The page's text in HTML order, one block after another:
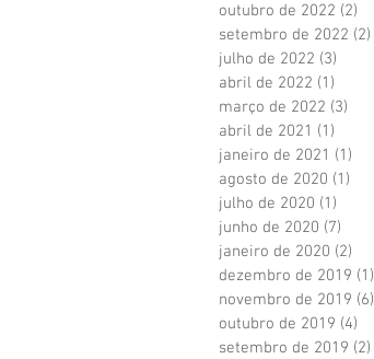
outubro de 2022 (2)
setembro de 2022 (2)
julho de 2022 (3)
abril de 2022 (1)
março de 2022 (3)
abril de 2021 (1)
janeiro de 2021 (1)
agosto de 2020 (1)
julho de 2020 (1)
junho de 2020 (7)
janeiro de 2020 (2)
dezembro de 2019 (1)
novembro de 2019 (6)
outubro de 2019 (4)
setembro de 2019 (2)